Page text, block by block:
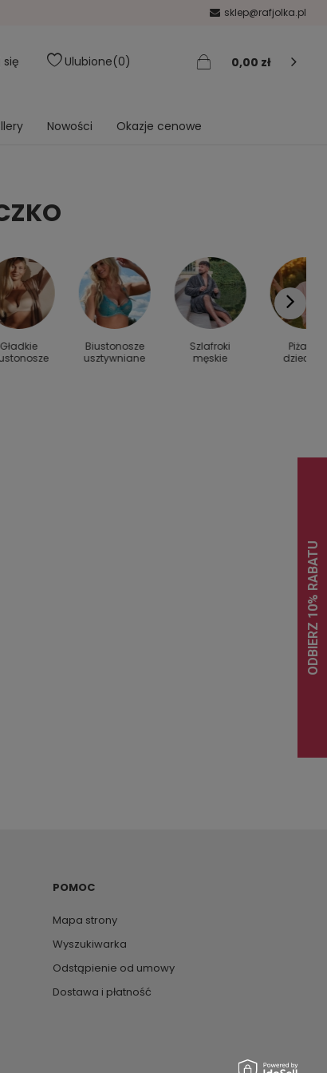
sklep@rafjolka.pl
się Ulubione 0 0,00 zł
Nowości Okazje cenowe
Gładkie
Biustonosze
usztywniane
Szlafroki
męskie
Piżamy
POMOC
Mapa strony
Wyszukiwarka
Odstąpienie od umowy
Dostawa i płatność